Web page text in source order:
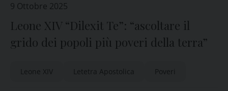
9 Ottobre 2025
Leone XIV “Dilexit Te”: “ascoltare il
grido dei popoli più poveri della terra”
Leone XIV Letetra Apostolica Poveri